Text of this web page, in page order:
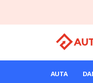
AUTA